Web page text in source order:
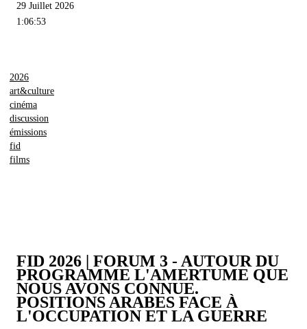
29 Juillet 2026
1:06:53
2026
art&culture
cinéma
discussion
émissions
fid
films
FID 2026 | FORUM 3 - AUTOUR DU
PROGRAMME L'AMERTUME QUE
NOUS AVONS CONNUE.
POSITIONS ARABES FACE À
L'OCCUPATION ET LA GUERRE